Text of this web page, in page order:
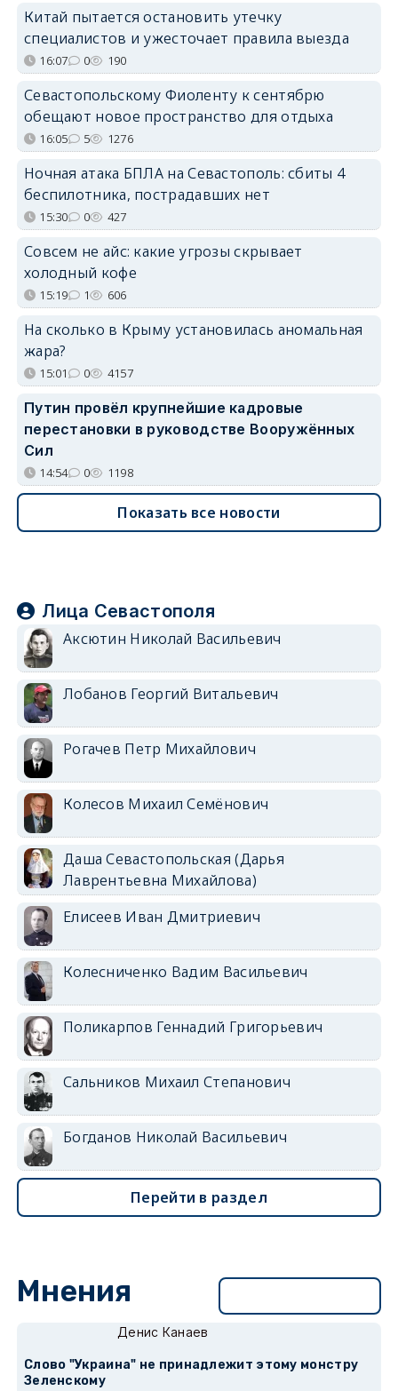
Китай пытается остановить утечку
специалистов и ужесточает правила выезда
16:07 0 190
Севастопольскому Фиоленту к сентябрю
обещают новое пространство для отдыха
16:05 5 1276
Ночная атака БПЛА на Севастополь: сбиты 4
беспилотника, пострадавших нет
15:30 0 427
Совсем не айс: какие угрозы скрывает
холодный кофе
15:19 1 606
На сколько в Крыму установилась аномальная
жара?
15:01 0 4157
Путин провёл крупнейшие кадровые
перестановки в руководстве Вооружённых
Сил
14:54 0 1198
Показать все новости
Лица Севастополя
Аксютин Николай Васильевич
Лобанов Георгий Витальевич
Рогачев Петр Михайлович
Колесов Михаил Семёнович
Даша Севастопольская (Дарья
Лаврентьевна Михайлова)
Елисеев Иван Дмитриевич
Колесниченко Вадим Васильевич
Поликарпов Геннадий Григорьевич
Сальников Михаил Степанович
Богданов Николай Васильевич
Перейти в раздел
Мнения
Денис Канаев
Слово "Украина" не принадлежит этому монстру
Зеленскому